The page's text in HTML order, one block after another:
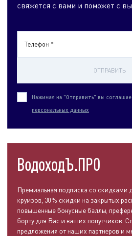
свяжется с вами и поможет с
Телефон *
ОТПРАВИТЬ
Нажимая на "Отправить" вы
персональных данных
ВодоходЪ.ПРО
Премиальная подписка со скидками
круизов, 30% скидки на закрытых
повышенные бонусные баллы,
борту для Вас и ваших попутчиков.
предложения от наших партнеров и